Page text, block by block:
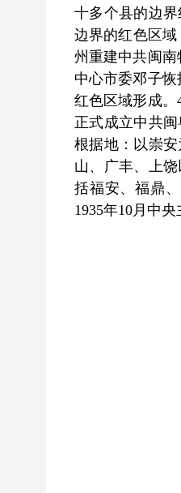
十多个县的边
边界的红色区域
州重建中共闽南
中心市委邓子
红色区域形成。
正式成立中共
根据地：以崇
山、广丰、上
括福安、福鼎
1935年10月中